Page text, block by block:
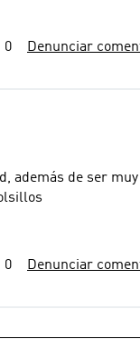
0 Denunciar
además de ser
0 Denunciar